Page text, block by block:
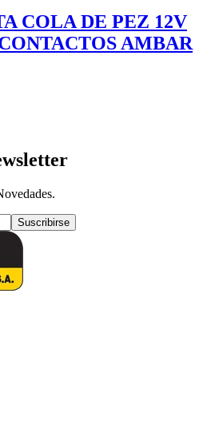
COLA DE PEZ 12V
AMBAR
Suscribirse